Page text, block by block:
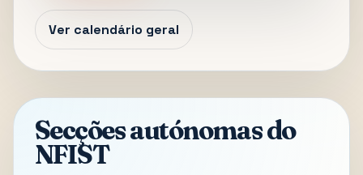
Ver calendário geral
Secções autónomas do
NFIST